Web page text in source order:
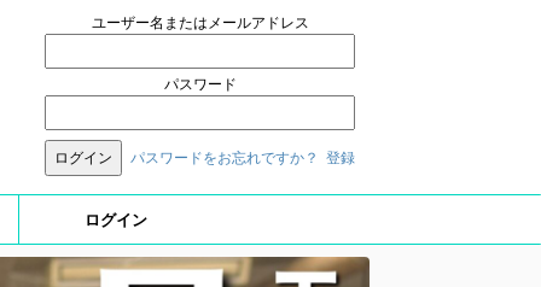
ユーザー名またはメールアドレス
パスワード
パスワードをお忘れですか？ 登録
ログイン